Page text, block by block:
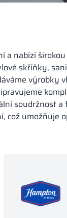
a nabízí
skříňky,
výrobky
soudržnost a
což umožňuje